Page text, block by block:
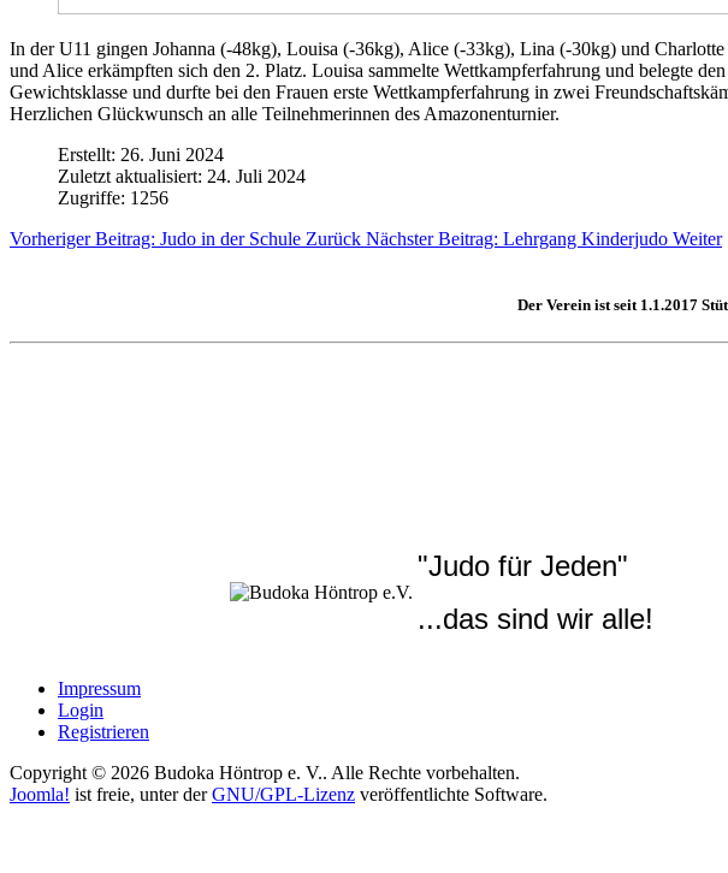
In der U11 gingen Johanna (-48kg), Louisa (-36kg), Alice (-33kg), Lina (-30kg) und
und Alice erkämpften sich den 2. Platz. Louisa sammelte Wettkampferfahrung und belegte
Gewichtsklasse und durfte bei den Frauen erste Wettkampferfahrung in zwei
Herzlichen Glückwunsch an alle Teilnehmerinnen des Amazonenturnier.
Erstellt: 26. Juni 2024
Zuletzt aktualisiert: 24. Juli 2024
Zugriffe: 1256
Vorheriger Beitrag: Judo in der Schule Zurück Nächster Beitrag: Lehrgang Kinderjudo Weiter
Der Verein ist seit 1.1.2017
"Judo für Jeden"
...das sind wir alle!
Impressum
Login
Registrieren
Copyright © 2026 Budoka Höntrop e. V.. Alle Rechte vorbehalten.
Joomla! ist freie, unter derGNU/GPL-Lizenz veröffentlichte Software.